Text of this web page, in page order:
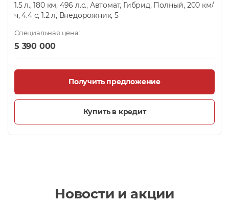
1.5 л., 180 км, 496 л.с., Автомат, Гибрид, Полный, 200 км/
ч, 4.4 с, 1.2 л, Внедорожник, 5
Специальная цена:
5 390 000
Получить предложение
Купить в кредит
Новости и акции